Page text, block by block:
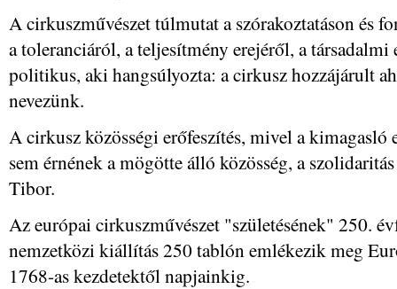
A cirkuszművészet túlmutat a szórakoztatáson és
a toleranciáról, a teljesítmény erejéről, a
politikus, aki hangsúlyozta: a cirkusz hozzájárult
nevezünk.
A cirkusz közösségi erőfeszítés, mivel a
sem érnének a mögötte álló közösség, a
Tibor.
Az európai cirkuszművészet "születésének" 250.
nemzetközi kiállítás 250 tablón emlékezik meg
1768-as kezdetektől napjainkig.